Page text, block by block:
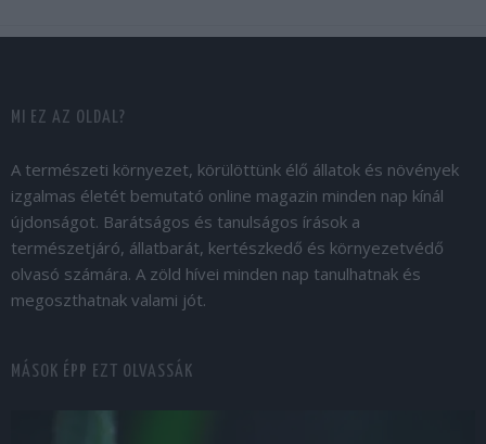
MI EZ AZ OLDAL?
A természeti környezet, körülöttünk élő állatok és növények
izgalmas életét bemutató online magazin minden nap kínál
újdonságot. Barátságos és tanulságos írások a
természetjáró, állatbarát, kertészkedő és környezetvédő
olvasó számára. A zöld hívei minden nap tanulhatnak és
megoszthatnak valami jót.
MÁSOK ÉPP EZT OLVASSÁK